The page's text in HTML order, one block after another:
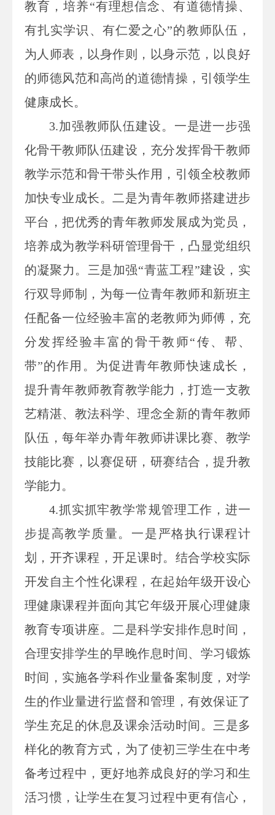
教育，培养“有理想信念、有道德情操、
有扎实学识、有仁爱之心”的教师队伍，
为人师表，以身作则，以身示范，以良好
的师德风范和高尚的道德情操，引领学生
健康成长。
3.加强教师队伍建设。一是进一步强
化骨干教师队伍建设，充分发挥骨干教师
教学示范和骨干带头作用，引领全校教师
加快专业成长。二是为青年教师搭建进步
平台，把优秀的青年教师发展成为党员，
培养成为教学科研管理骨干，凸显党组织
的凝聚力。三是加强“青蓝工程”建设，实
行双导师制，为每一位青年教师和新班主
任配备一位经验丰富的老教师为师傅，充
分发挥经验丰富的骨干教师“传、帮、
带”的作用。为促进青年教师快速成长，
提升青年教师教育教学能力，打造一支教
艺精湛、教法科学、理念全新的青年教师
队伍，每年举办青年教师讲课比赛、教学
技能比赛，以赛促研，研赛结合，提升教
学能力。
4.抓实抓牢教学常规管理工作，进一
步提高教学质量。一是严格执行课程计
划，开齐课程，开足课时。结合学校实际
开发自主个性化课程，在起始年级开设心
理健康课程并面向其它年级开展心理健康
教育专项讲座。二是科学安排作息时间，
合理安排学生的早晚作息时间、学习锻炼
时间，实施各学科作业量备案制度，对学
生的作业量进行监督和管理，有效保证了
学生充足的休息及课余活动时间。三是多
样化的教育方式，为了使初三学生在中考
备考过程中，更好地养成良好的学习和生
活习惯，让学生在复习过程中更有信心，